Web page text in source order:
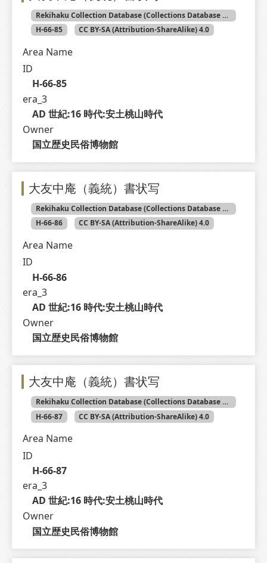
Rekihaku Collection Database (Collections Database of the National Museum of Japanese History)
H-66-85
CC BY-SA (Attribution-ShareAlike) 4.0
Area Name
ID
H-66-85
era_3
AD 世紀:16 時代:安土桃山時代
Owner
国立歴史民俗博物館
大友中庵（義統）書状写
Rekihaku Collection Database (Collections Database of the National Museum of Japanese History)
H-66-86
CC BY-SA (Attribution-ShareAlike) 4.0
Area Name
ID
H-66-86
era_3
AD 世紀:16 時代:安土桃山時代
Owner
国立歴史民俗博物館
大友中庵（義統）書状写
Rekihaku Collection Database (Collections Database of the National Museum of Japanese History)
H-66-87
CC BY-SA (Attribution-ShareAlike) 4.0
Area Name
ID
H-66-87
era_3
AD 世紀:16 時代:安土桃山時代
Owner
国立歴史民俗博物館